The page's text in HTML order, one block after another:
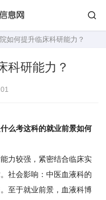
如何提升临床科研能力？
科研能力？
么考这科的就业前景如何
较强，紧密结合临床实
社会影响：中医血液科的
至于就业前景，血液科博